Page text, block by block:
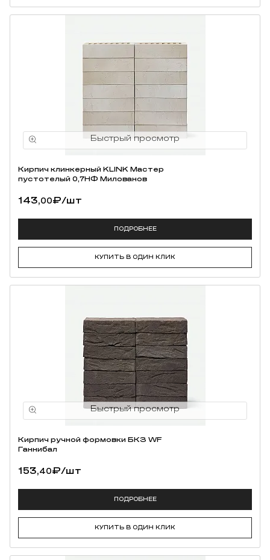
Кирпич клинкерный KLINK Мастер
пустотелый 0,7НФ Милованов
143,00₽/шт
ПОДРОБНЕЕ
КУПИТЬ В ОДИН КЛИК
Кирпич ручной формовки БКЗ WF
Ганнибал
153,40₽/шт
ПОДРОБНЕЕ
КУПИТЬ В ОДИН КЛИК